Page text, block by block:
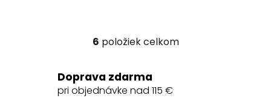
O
l
á
6 položiek celkom
Doprava zdarma
pri objednávke nad 115 €